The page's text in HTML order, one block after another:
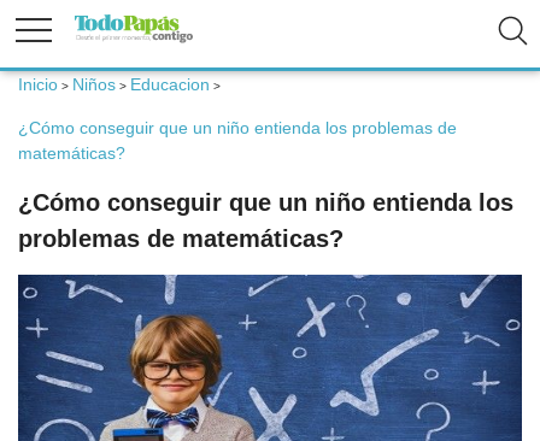
Niños
Padres
Inicio > Niños > Educacion >
¿Cómo conseguir que un niño entienda los problemas de
matemáticas?
¿Cómo conseguir que un niño entienda los
problemas de matemáticas?